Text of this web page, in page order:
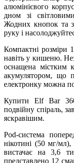
алюмінієвого
дном зі
Жодних кнопок та
руку і
Компактні розміри
навіть у кишеню.
оснащена містким
акумулятором, що
електронку можна
Купити Elf ​​Bar
подвійну спіраль,
яскравішим.
Pod-система
нікотині (50 мг/мл),
вистачає на 3,6
представлено 12